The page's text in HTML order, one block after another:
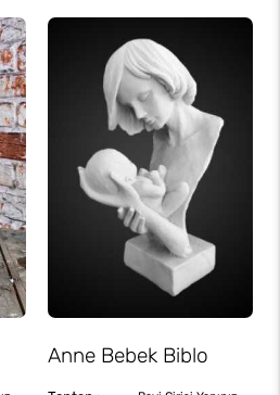
Anne Bebek Biblo